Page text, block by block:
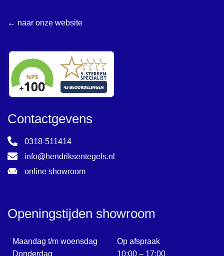
← naar onze website
Contactgevens
0318-511414
info@hendriksentegels.nl
online showroom
Openingstijden showroom
Maandag t/m woensdag
Donderdag
Op afspraak
10:00 – 17:00